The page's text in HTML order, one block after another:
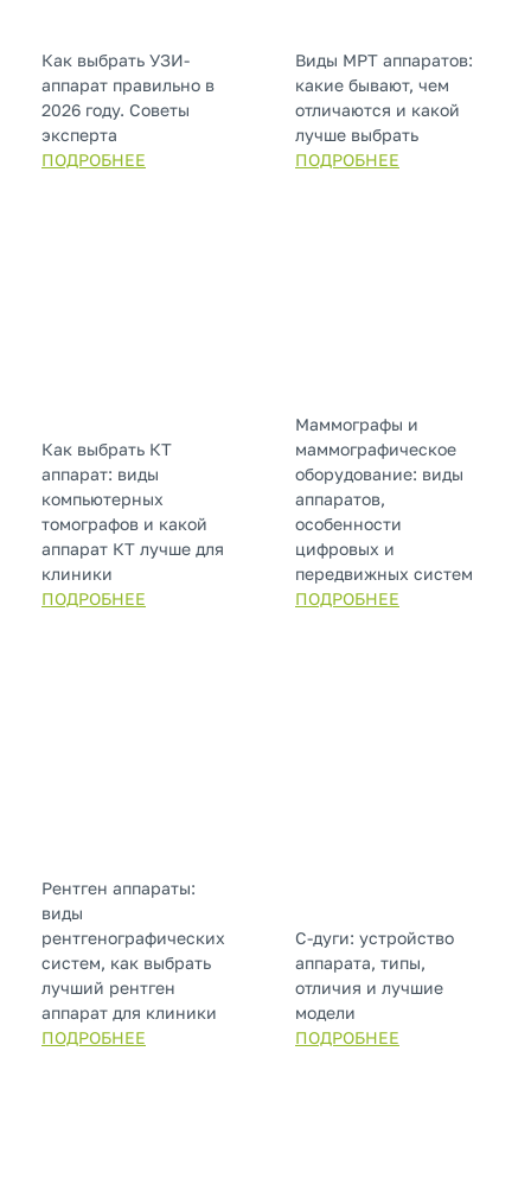
Как выбрать УЗИ-
аппарат правильно в
2026 году. Советы
эксперта
ПОДРОБНЕЕ
Виды МРТ аппаратов:
какие бывают, чем
отличаются и какой
лучше выбрать
ПОДРОБНЕЕ
Как выбрать КТ
аппарат: виды
компьютерных
томографов и какой
аппарат КТ лучше для
клиники
ПОДРОБНЕЕ
Маммографы и
маммографическое
оборудование: виды
аппаратов,
особенности
цифровых и
передвижных систем
ПОДРОБНЕЕ
Рентген аппараты:
виды
рентгенографических
систем, как выбрать
лучший рентген
аппарат для клиники
ПОДРОБНЕЕ
С-дуги: устройство
аппарата, типы,
отличия и лучшие
модели
ПОДРОБНЕЕ